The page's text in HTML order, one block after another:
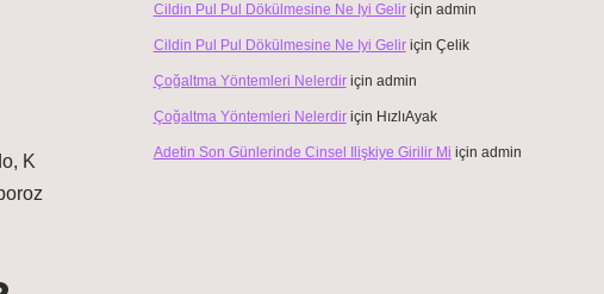
K
Cildin Pul Pul Dökülmesine Ne Iyi Geliriçin admin
Cildin Pul Pul Dökülmesine Ne Iyi Geliriçin Çelik
Çoğaltma Yöntemleri Nelerdiriçin admin
Çoğaltma Yöntemleri Nelerdiriçin HızlıAyak
Adetin Son Günlerinde Cinsel Ilişkiye Girilir Mi için admin